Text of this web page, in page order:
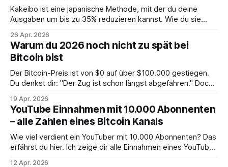
Kakeibo ist eine japanische Methode, mit der du deine
Ausgaben um bis zu 35% reduzieren kannst. Wie du sie
hier.
26 Apr. 2026
Warum du 2026 noch nicht zu spät bei
Bitcoin bist
Der Bitcoin-Preis ist von $0 auf über $100.000 gestiegen.
Du denkst dir: "Der Zug ist schon längst abgefahren." Doch
19 Apr. 2026
YouTube Einnahmen mit 10.000 Abonnenten
– alle Zahlen eines Bitcoin Kanals
Wie viel verdient ein YouTuber mit 10.000 Abonnenten? Das
erfährst du hier. Ich zeige dir alle Einnahmen eines YouTube
12 Apr. 2026